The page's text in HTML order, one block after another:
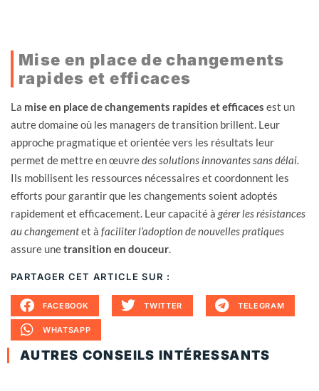
Mise en place de changements
rapides et efficaces
La mise en place de changements rapides et efficaces est un
autre domaine où les managers de transition brillent. Leur
approche pragmatique et orientée vers les résultats leur
permet de mettre en œuvredes solutions innovantes sans délai.
Ils mobilisent les ressources nécessaires et coordonnent les
efforts pour garantir que les changements soient adoptés
rapidement et efficacement. Leur capacité à gérer les résistances
au changementet à faciliter l’adoption de nouvelles pratiques
assure unetransition en douceur.
PARTAGER CET ARTICLE SUR :
FACEBOOK TWITTER TELEGRAM
WHATSAPP
AUTRES CONSEILS INTÉRESSANTS